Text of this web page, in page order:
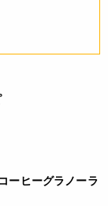
えび・かに・
ーヒーグラノーラ